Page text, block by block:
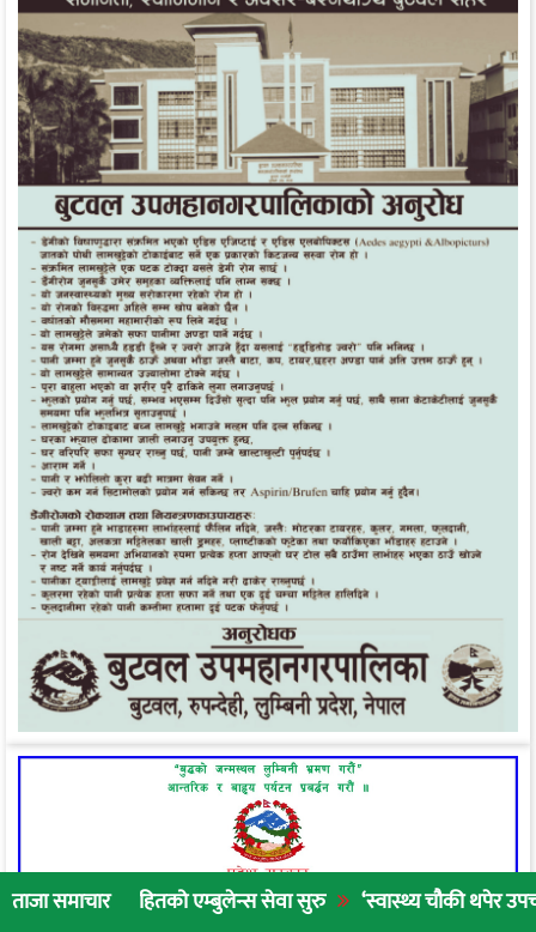
ताजा समाचारएम्बुलेन्स सेवा सुरु ‘स्वास्थ्य चौकी थपेर उपचार गर्नुभन्दा